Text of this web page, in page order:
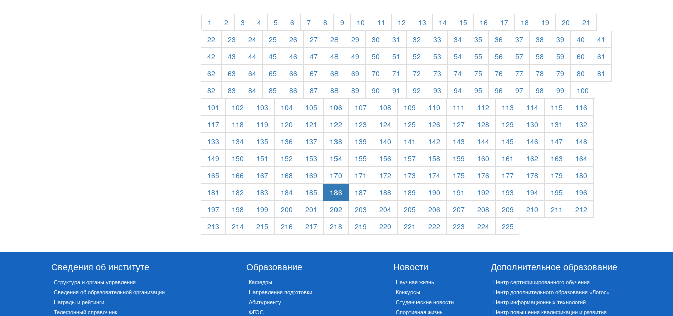
Федерации!
1 2 3 4 5 6 7 8 9 10 11 12 13 14 15 16 17 18 19 20
21
22
23 24 25 26 27 28 29 30 31 32 33 34 35 36 37 38 39 40
41
42
43 44 45 46 47 48 49 50 51 52 53 54 55 56 57 58 59 60
61
62
63 64 65 66 67 68 69 70 71 72 73 74 75 76 77 78 79 80
81
82
83 84 85 86 87 88 89 90 91 92 93 94 95 96 97 98 99
100
101
102 103 104 105 106 107 108 109 110 111 112 113 114 115
116
117
118 119 120 121 122 123 124 125 126 127 128 129 130 131
132
133
134 135 136 137 138 139 140 141 142 143 144 145 146 147
148
149
150 151 152 153 154 155 156 157 158 159 160 161 162 163
164
165
166 167 168 169 170 171 172 173 174 175 176 177 178 179
180
181
182 183 184 185 186 187 188 189 190 191 192 193 194 195
196
197
198 199 200 201 202 203 204 205 206 207 208 209 210 211
212
213
214 215 216 217 218 219 220 221 222 223 224 225
Сведения об институте
Структура и органы управления
Сведения об образовательной организации
Награды и рейтинги
Телефонный справочник
Образование
Кафедры
Направления подготовки
Абитуриенту
ФГОС
Новости
Научная жизнь
Конкурсы
Студенческие новости
Спортивная жизнь
Дополнительное образование
Центр сертифицированного обучения
Центр дополнительного образования «Логос»
Центр информационных технологий
Центр повышения квалификации и развития